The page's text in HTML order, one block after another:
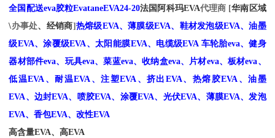
全国配送eva胶粒EvataneEVA24-20法国阿科玛EVA代理商 [华南区域
\办事处、经销商] 热熔级EVA、薄膜级EVA、鞋材发泡级EVA、油墨
级EVA、涂覆级EVA、太阳能膜EVA、电缆级EVA 车轮胎eva、健身
器材部件eva、玩具eva、菜蓝eva、收纳盒eva、片材eva、板材eva、
低温EVA、耐温EVA、注塑EVA、挤出EVA、热熔胶EVA、油墨
EVA、边封EVA、喷胶EVA、涂覆EVA、光伏EVA、薄膜EVA、发泡
EVA、香包EVA、改性EVA
高含量EVA、高EVA